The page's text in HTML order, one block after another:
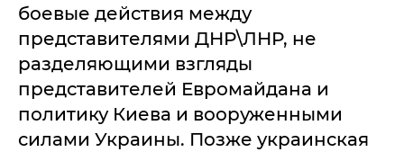
боевые действия между
представителями ДНР\ЛНР, не
разделяющими взгляды
представителей Евромайдана и
политику Киева и вооруженными
силами Украины. Позже украинская